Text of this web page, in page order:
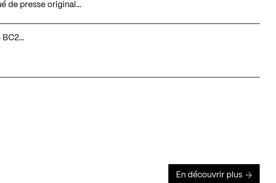
de presse original…
BC2…
En découvrir plus